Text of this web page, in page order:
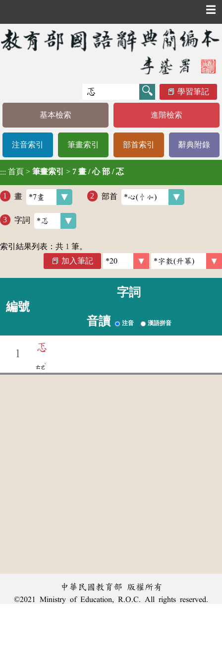
☰
學習筆記
基本檢索 進階檢索
注音索引 筆畫索引 部首索引 辭典附錄
::: 首頁 > 筆畫索引 > 7 畫 / 心 部 / 忑
畫 部首
字詞
索引結果列表：共 1 筆。
加入筆記
編號
字詞
音讀 注音 漢語拼音
1
忑
ㄊㄜ
ˋ
中華民國教育部 版權所有
©2021 Ministry of Education, R.O.C. All rights reserved.